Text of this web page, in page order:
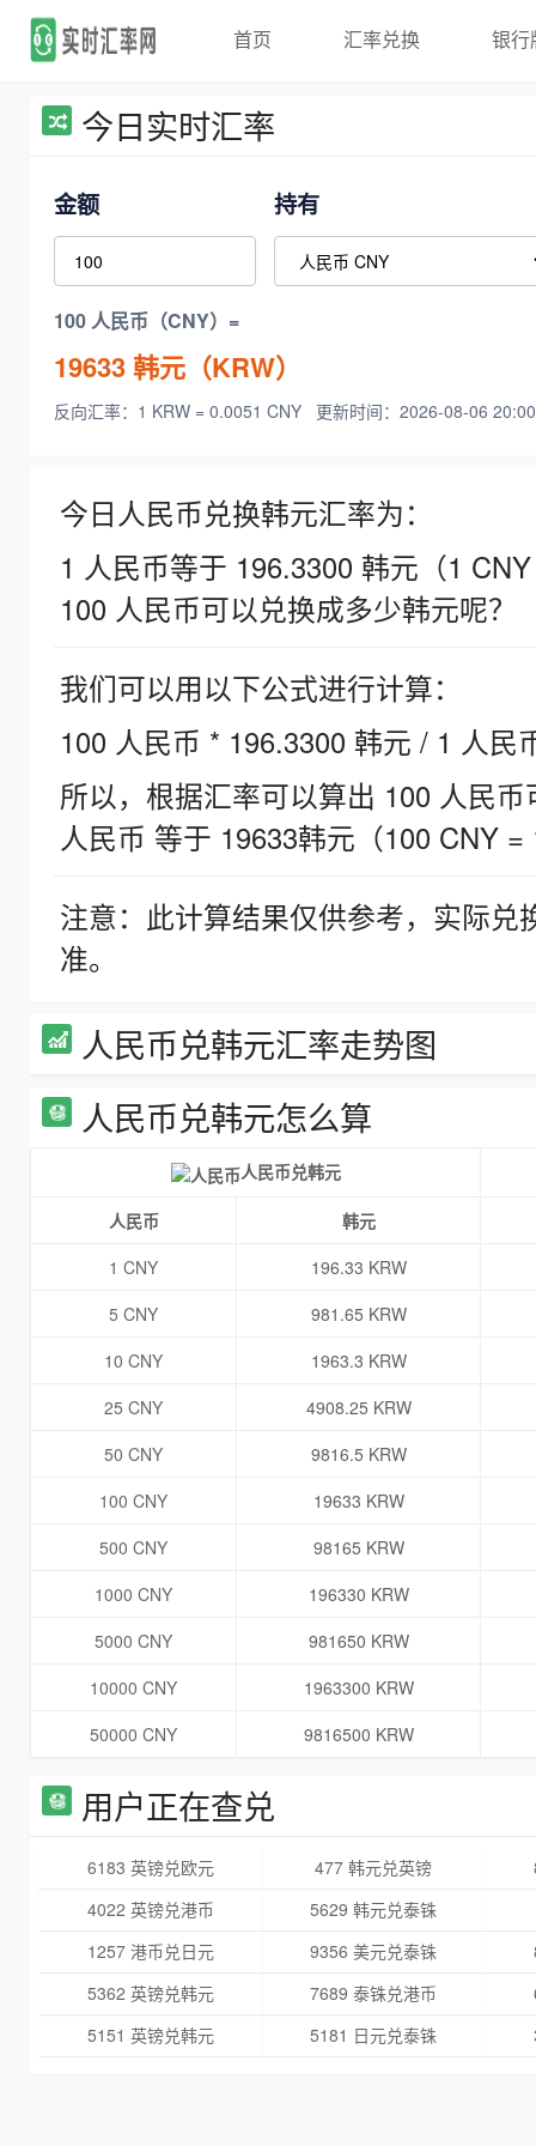
首页 汇率兑换 银行
今日实时汇率
金额 持有
100 人民币（CNY）=
19633韩元（KRW）
反向汇率：1 KRW = 0.0051 CNY 更新时间：2026-08-06
今日人民币兑换韩元汇率为：
1 人民币等于 196.3300 韩元（1
100 人民币可以兑换成多少韩元呢？
我们可以用以下公式进行计算：
100 人民币 * 196.3300 韩元 / 1 人民
所以，根据汇率可以算出 100 人民
人民币 等于 19633韩元（100 CNY =
注意：此计算结果仅供参考，实际
准。
人民币兑韩元汇率走势图
人民币兑韩元怎么算
人民币兑韩元
人民币
韩元
1 CNY
196.33 KRW
5 CNY
981.65 KRW
10 CNY
1963.3 KRW
25 CNY
4908.25 KRW
50 CNY
9816.5 KRW
100 CNY
19633 KRW
500 CNY
98165 KRW
1000 CNY
196330 KRW
5000 CNY
981650 KRW
10000 CNY
1963300 KRW
50000 CNY
9816500 KRW
用户正在查兑
6183 英镑兑欧元 477 韩元兑英镑
4022 英镑兑港币
5629 韩元兑泰铢
1257 港币兑日元
9356 美元兑泰铢
5362 英镑兑韩元
7689 泰铢兑港币
5151 英镑兑韩元
5181 日元兑泰铢